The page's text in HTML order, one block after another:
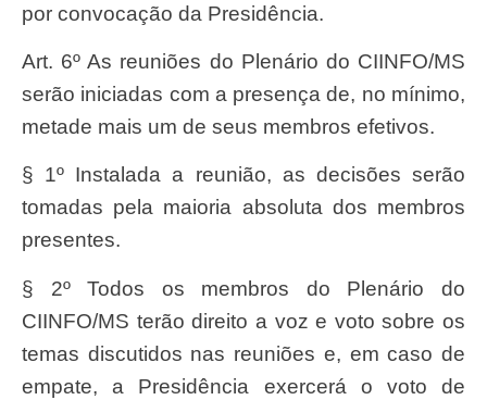
por convocação da Presidência.
Art. 6º As reuniões do Plenário do CIINFO/MS
serão iniciadas com a presença de, no mínimo,
metade mais um de seus membros efetivos.
§ 1º Instalada a reunião, as decisões serão
tomadas pela maioria absoluta dos membros
presentes.
§ 2º Todos os membros do Plenário do
CIINFO/MS terão direito a voz e voto sobre os
temas discutidos nas reuniões e, em caso de
empate, a Presidência exercerá o voto de